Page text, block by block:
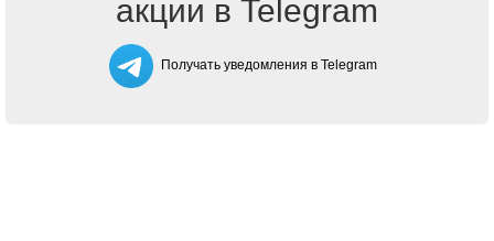
акции в Telegram
Получать уведомления в Telegram